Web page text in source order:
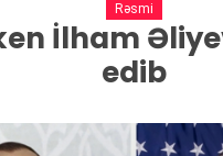
Rəsmi
İlham
edib